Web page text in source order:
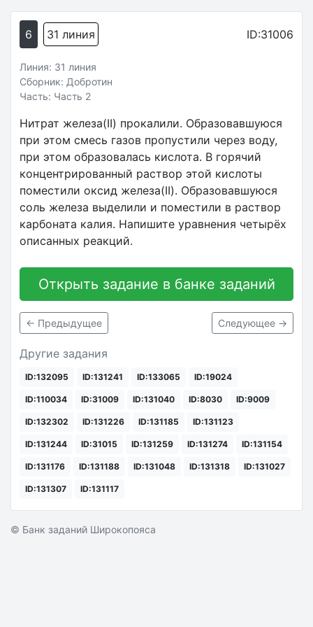
6 31 линия ID:31006
Линия: 31 линия
Сборник: Добротин
Часть: Часть 2
Нитрат железа(II) прокалили. Образовавшуюся
при этом смесь газов пропустили через воду,
при этом образовалась кислота. В горячий
концентрированный раствор этой кислоты
поместили оксид железа(II). Образовавшуюся
соль железа выделили и поместили в раствор
карбоната калия. Напишите уравнения четырёх
описанных реакций.
Открыть задание в банке заданий
← Предыдущее Следующее →
Другие задания
ID:132095 ID:131241 ID:133065 ID:19024
ID:110034 ID:31009 ID:131040 ID:8030 ID:9009
ID:132302 ID:131226 ID:131185 ID:131123
ID:131244 ID:31015 ID:131259 ID:131274 ID:131154
ID:131176 ID:131188 ID:131048 ID:131318 ID:131027
ID:131307 ID:131117
© Банк заданий Широкопояса